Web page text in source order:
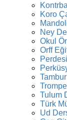
Koro
Ney
Okul
Orff
Tulum
Türk
Ud